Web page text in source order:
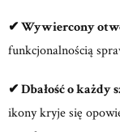
✔Wywiercony
funkcjonalnością
✔Dbałość o każdy
ikony kryje się